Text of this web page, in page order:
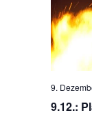
9.12.:
9.